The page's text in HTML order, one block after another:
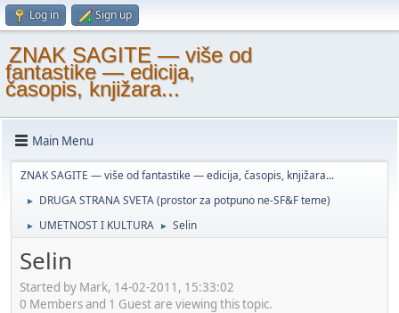
Log in Sign up
ZNAK SAGITE — više od
fantastike — edicija,
časopis, knjižara...
Main Menu
ZNAK SAGITE — više od fantastike — edicija, časopis, knjižara...
► DRUGA STRANA SVETA (prostor za potpuno ne-SF&F teme)
► UMETNOST I KULTURA ► Selin
Selin
Started by Mark, 14-02-2011, 15:33:02
0 Members and 1 Guest are viewing this topic.